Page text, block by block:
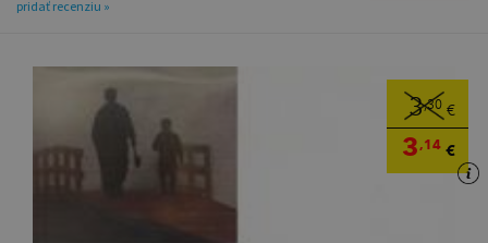
pridať recenziu »
3,30 €
3,14 €